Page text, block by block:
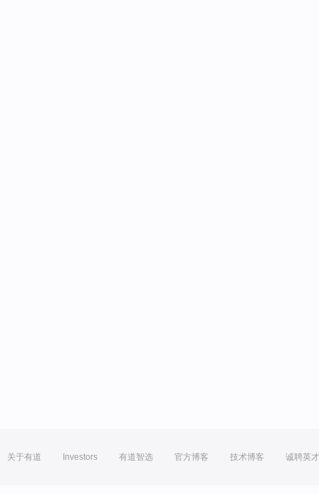
关于有道 Investors 有道智选 官方博客 技术博客 诚聘英才